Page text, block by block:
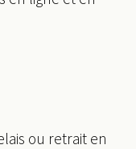
ou retrait en